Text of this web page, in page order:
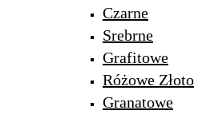
Czarne
Srebrne
Grafitowe
Różowe Złoto
Granatowe